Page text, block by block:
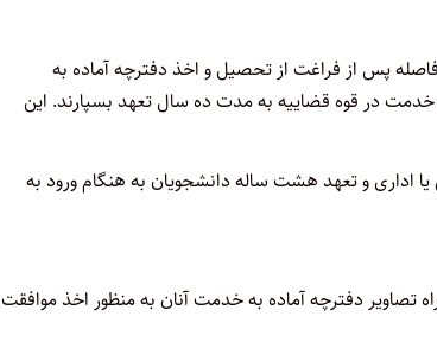
پس از فراغت از تحصیل و اخذ دفترچه آماده به
در قوه قضاییه به مدت ده سال تعهد بسپارند. این
اداری و تعهد هشت ساله دانشجویان به هنگام ورود به
تصاویر دفترچه آماده به خدمت آنان به منظور اخذ موافقت